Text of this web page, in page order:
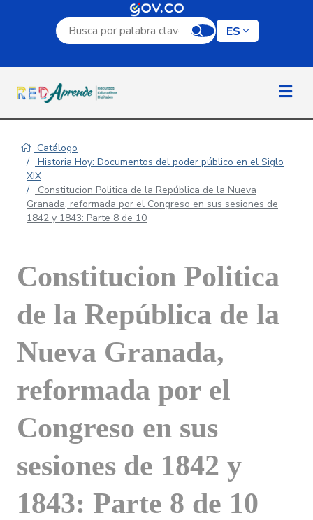
Campo de búsqueda por palabra clave
ES
Catálogo
Historia Hoy: Documentos del poder público en el Siglo
XIX
Constitucion Politica de la República de la Nueva
Granada, reformada por el Congreso en sus sesiones de
1842 y 1843: Parte 8 de 10
Constitucion Politica
de la República de la
Nueva Granada,
reformada por el
Congreso en sus
sesiones de 1842 y
1843: Parte 8 de 10